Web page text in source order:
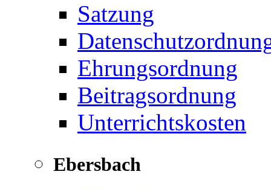
Satzung
Ehrungsordnung
Beitragsordnung
Unterrichtskosten
Ebersbach